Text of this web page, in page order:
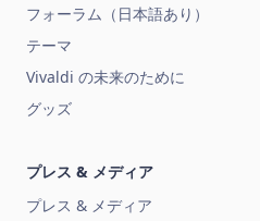
フォーラム（日本語あり）
テーマ
Vivaldi の未来のために
グッズ
プレス & メディア
プレス & メディア